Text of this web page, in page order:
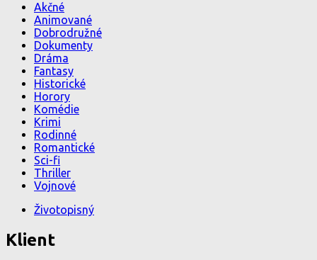
Akčné
Animované
Dobrodružné
Dokumenty
Dráma
Fantasy
Historické
Horory
Komédie
Krimi
Rodinné
Romantické
Sci-fi
Thriller
Vojnové
Životopisný
Klient